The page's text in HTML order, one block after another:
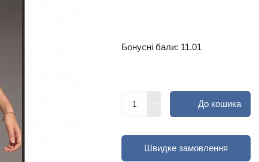
Бонусні бали: 11.01
До кошика
Швидке замовлення